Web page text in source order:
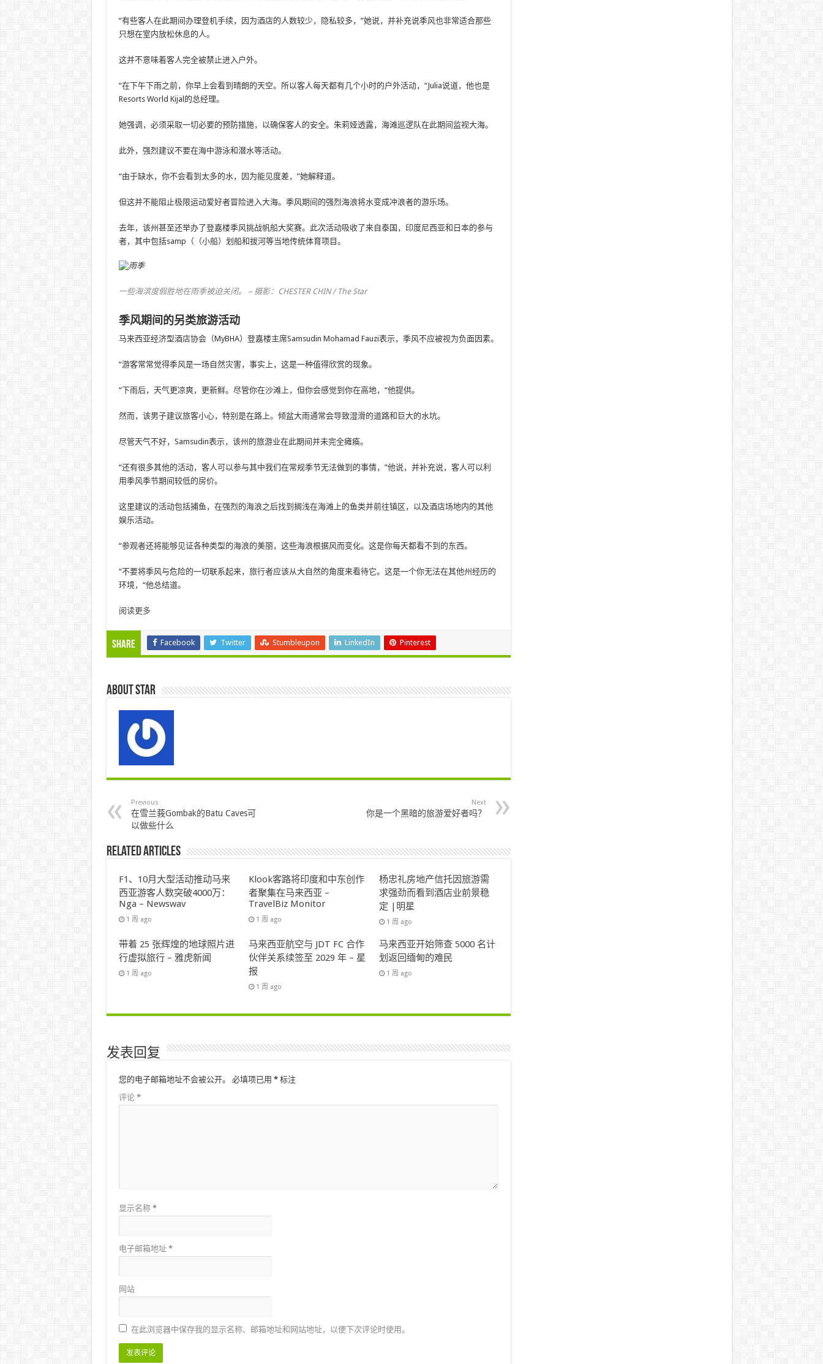
“有些客人在此期间办理登机手续，因为酒店的人数较少，隐私较多，”她说，并补充说季风也非常适合那些
只想在室内放松休息的人。
这并不意味着客人完全被禁止进入户外。
“在下午下雨之前，你早上会看到晴朗的天空。所以客人每天都有几个小时的户外活动，“Julia说道，他也是
Resorts World Kijal的总经理。
她强调，必须采取一切必要的预防措施，以确保客人的安全。朱莉娅透露，海滩巡逻队在此期间监视大海。
此外，强烈建议不要在海中游泳和潜水等活动。
“由于缺水，你不会看到太多的水，因为能见度差，”她解释道。
但这并不能阻止极限运动爱好者冒险进入大海。季风期间的强烈海浪将水变成冲浪者的游乐场。
去年，该州甚至还举办了登嘉楼季风挑战帆船大奖赛。此次活动吸收了来自泰国，印度尼西亚和日本的参与
者，其中包括samp（（小船）划船和拔河等当地传统体育项目。
一些海滨度假胜地在雨季被迫关闭。 – 摄影：CHESTER CHIN / The Star
季风期间的另类旅游活动
马来西亚经济型酒店协会（MyBHA）登嘉楼主席Samsudin Mohamad Fauzi表示，季风不应被视为负面因素。
“游客常常觉得季风是一场自然灾害，事实上，这是一种值得欣赏的现象。
“下雨后，天气更凉爽，更新鲜。尽管你在沙滩上，但你会感觉到你在高地，“他提供。
然而，该男子建议旅客小心，特别是在路上。倾盆大雨通常会导致湿滑的道路和巨大的水坑。
尽管天气不好，Samsudin表示，该州的旅游业在此期间并未完全瘫痪。
“还有很多其他的活动，客人可以参与其中我们在常规季节无法做到的事情，”他说，并补充说，客人可以利
用季风季节期间较低的房价。
这里建议的活动包括捕鱼，在强烈的海浪之后找到搁浅在海滩上的鱼类并前往镇区，以及酒店场地内的其他
娱乐活动。
“参观者还将能够见证各种类型的海浪的美丽，这些海浪根据风而变化。这是你每天都看不到的东西。
“不要将季风与危险的一切联系起来，旅行者应该从大自然的角度来看待它。这是一个你无法在其他州经历的
环境，“他总结道。
阅读更多
Share Facebook Twitter Stumbleupon LinkedIn Pinterest
About star
Previous
在雪兰莪Gombak的Batu Caves可
以做些什么
Next
你是一个黑暗的旅游爱好者吗？
Related Articles
F1、10月大型活动推动马来
西亚游客人数突破4000万：
Nga – Newswav
1 周 ago
Klook客路将印度和中东创作
者聚集在马来西亚 –
TravelBiz Monitor
1 周 ago
杨忠礼房地产信托因旅游需
求强劲而看到酒店业前景稳
定 |明星
1 周 ago
带着 25 张辉煌的地球照片进
行虚拟旅行 – 雅虎新闻
1 周 ago
马来西亚航空与 JDT FC 合作
伙伴关系续签至 2029 年 – 星
报
1 周 ago
马来西亚开始筛查 5000 名计
划返回缅甸的难民
1 周 ago
发表回复
您的电子邮箱地址不会被公开。 必填项已用 *标注
评论 *
显示名称 *
电子邮箱地址 *
网站
在此浏览器中保存我的显示名称、邮箱地址和网站地址，以便下次评论时使用。